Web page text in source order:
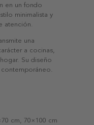
en un fondo
minimalista y
atención.
una
a cocinas,
Su diseño
cm, 70×100 cm